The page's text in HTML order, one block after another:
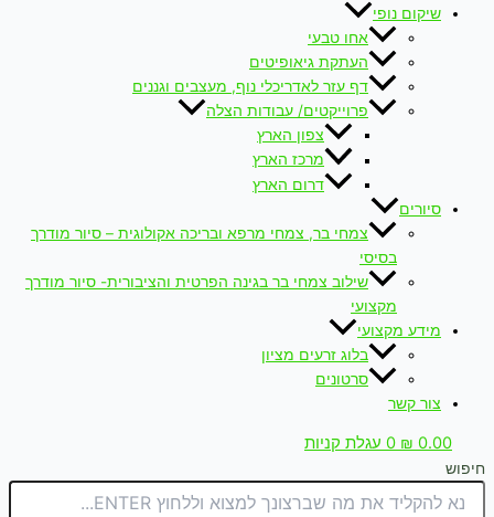
שיקום נופי
אחו טבעי
העתקת גיאופיטים
דף עזר לאדריכלי נוף, מעצבים וגננים
פרוייקטים/ עבודות הצלה
צפון הארץ
מרכז הארץ
דרום הארץ
סיורים
צמחי בר, צמחי מרפא ובריכה אקולוגית – סיור מודרך
בסיסי
שילוב צמחי בר בגינה הפרטית והציבורית- סיור מודרך
מקצועי
מידע מקצועי
בלוג זרעים מציון
סרטונים
צור קשר
₪ 0.00
0 עגלת קניות
חיפוש